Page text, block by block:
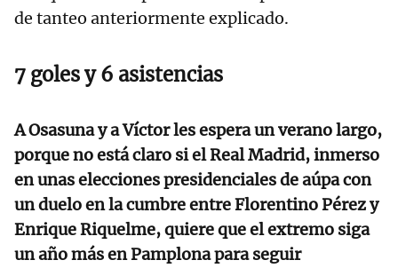
de tanteo anteriormente explicado.
7 goles y 6 asistencias
A Osasuna y a Víctor les espera un verano largo,
porque no está claro si el Real Madrid, inmerso
en unas elecciones presidenciales de aúpa con
un duelo en la cumbre entre Florentino Pérez y
Enrique Riquelme, quiere que el extremo siga
un año más en Pamplona para seguir